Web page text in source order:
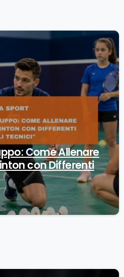
0
Come Allenare
con Differenti